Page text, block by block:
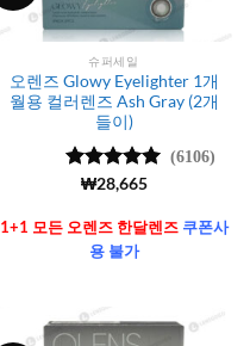
슈퍼세일
오렌즈 Glowy Eyelighter 1개
월용 컬러렌즈 Ash Gray (2개
들이)
5 중에서
가됨
(6106)
₩28,665
1+1 모든 오렌즈 한달렌즈쿠폰사
용 불가